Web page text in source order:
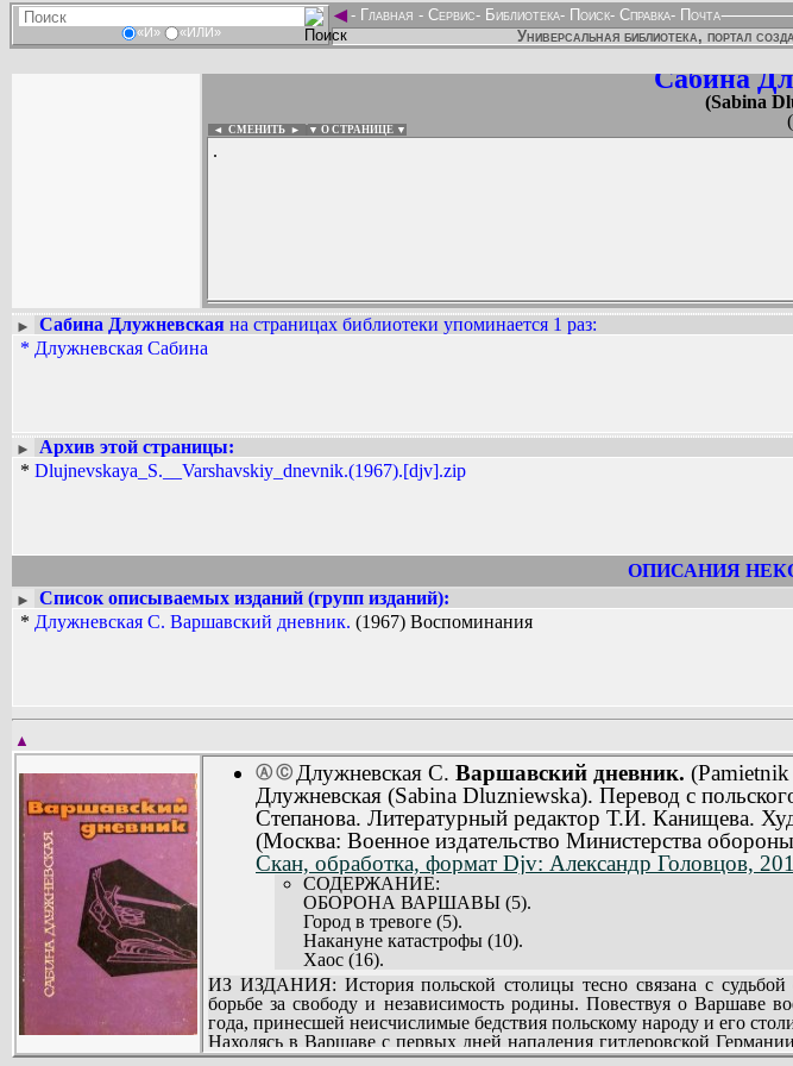
«И» «ИЛИ»
◄- Главная - Сервис- Библиотека- Поиск- Справка- Почта
Универсальная библиотека, портал
Сабина
(Sabina
◄ СМЕНИТЬ ► ▼ О СТРАНИЦЕ ▼
.
Вадим Ершов...
► Сабина Длужневская на страницах библиотеки упоминается 1 раз:
* Длужневская Сабина
►
Архив этой страницы:
* Dlujnevskaya_S.__Varshavskiy_dnevnik.(1967).[djv].zip
ОПИСАНИЯ
►
Список описываемых изданий (групп изданий):
* Длужневская С. Варшавский дневник. (1967) Воспоминания
▲
Ⓐ Ⓒ Длужневская С. Варшавский дневник.
Длужневская (Sabina Dluzniewska). Перевод с
Степанова. Литературный редактор Т.И. Канищева.
(Москва: Военное издательство Министерства
Скан, обработка, формат Djv: Александр Головцов,
СОДЕРЖАНИЕ:
ОБОРОНА ВАРШАВЫ (5).
Город в тревоге (5).
Накануне катастрофы (10).
Хаос (16).
Катастрофа (23).
Ночь (29).
В окруженном городе (35).
Отречение (39).
Уничтожение (42).
ИЗ ИЗДАНИЯ: История польской столицы тесно связана с
борьбе за свободу и независимость родины. Повествуя о Варшаве
года, принесшей неисчислимые бедствия польскому народу и его
Находясь в Варшаве с первых дней нападения гитлеровской
происходившего в столице, а позже - летописцем событий этого